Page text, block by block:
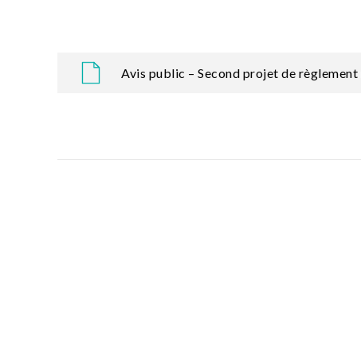
Avis public – Second projet de